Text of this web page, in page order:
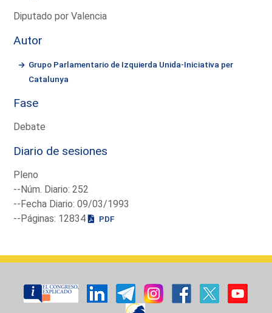
Diputado por Valencia
Autor
Grupo Parlamentario de Izquierda Unida-Iniciativa per
Catalunya
Fase
Debate
Diario de sesiones
Pleno
--Núm. Diario: 252
--Fecha Diario: 09/03/1993
--Páginas: 12834
PDF